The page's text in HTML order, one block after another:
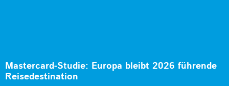
Mastercard-Studie: Europa bleibt 2026 führende
Reisedestination